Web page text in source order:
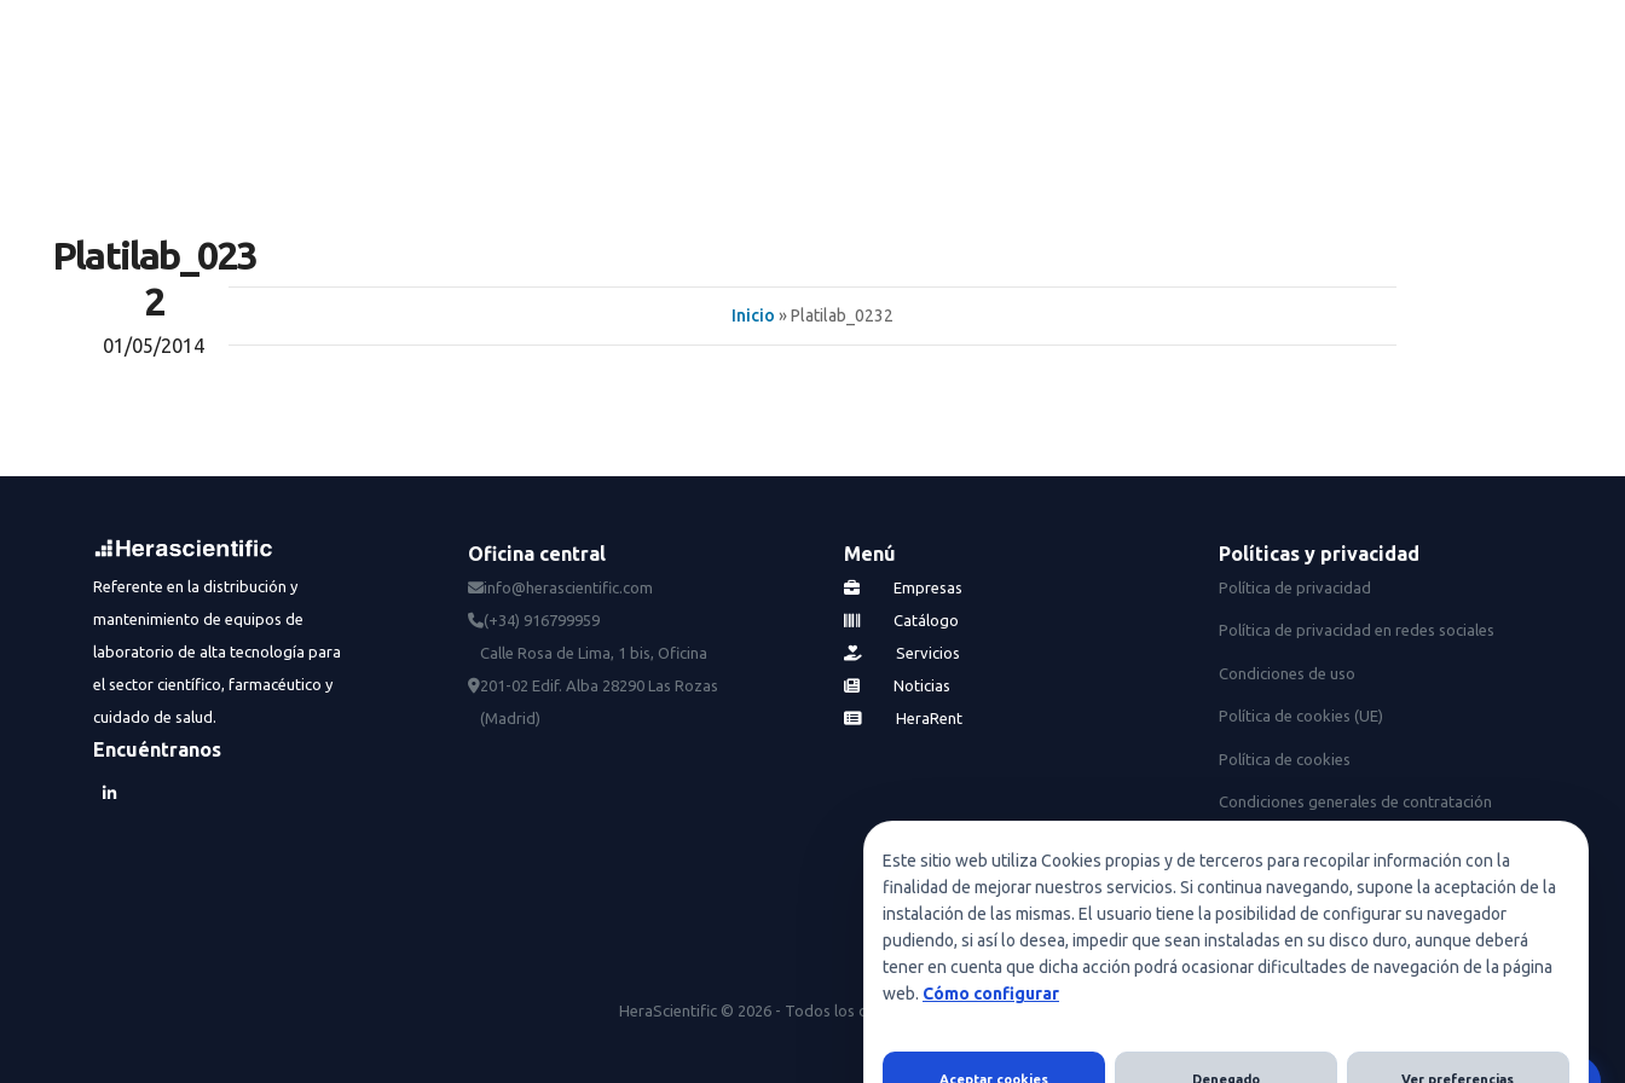
Este sitio web utiliza Cookies propias y de terceros para recopilar información con la
finalidad de mejorar nuestros servicios. Si continua navegando, supone la aceptación de la
instalación de las mismas. El usuario tiene la posibilidad de configurar su navegador
pudiendo, si así lo desea, impedir que sean instaladas en su disco duro, aunque deberá
tener en cuenta que dicha acción podrá ocasionar dificultades de navegación de la página
web. Cómo configurar
Aceptar cookies Denegado Ver preferencias
Platilab_023
2
01/05/2014
Inicio » Platilab_0232
Referente en la distribución y
mantenimiento de equipos de
laboratorio de alta tecnología para
el sector científico, farmacéutico y
cuidado de salud.
Encuéntranos
Oficina central
info@herascientific.com
(+34) 916799959
Calle Rosa de Lima, 1 bis, Oficina
201-02 Edif. Alba 28290 Las Rozas
(Madrid)
Menú
Empresas
Catálogo
Servicios
Noticias
HeraRent
Políticas y privacidad
Política de privacidad
Política de privacidad en redes sociales
Condiciones de uso
Política de cookies (UE)
Política de cookies
Condiciones generales de contratación
HeraScientific © 2026 - Todos los derechos reservados